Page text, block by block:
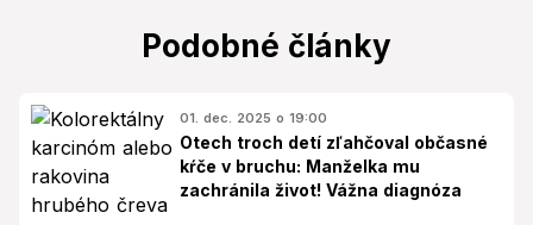
Podobné články
01. dec. 2025 o 19:00
Otech troch detí zľahčoval občasné
kŕče v bruchu: Manželka mu
zachránila život! Vážna diagnóza